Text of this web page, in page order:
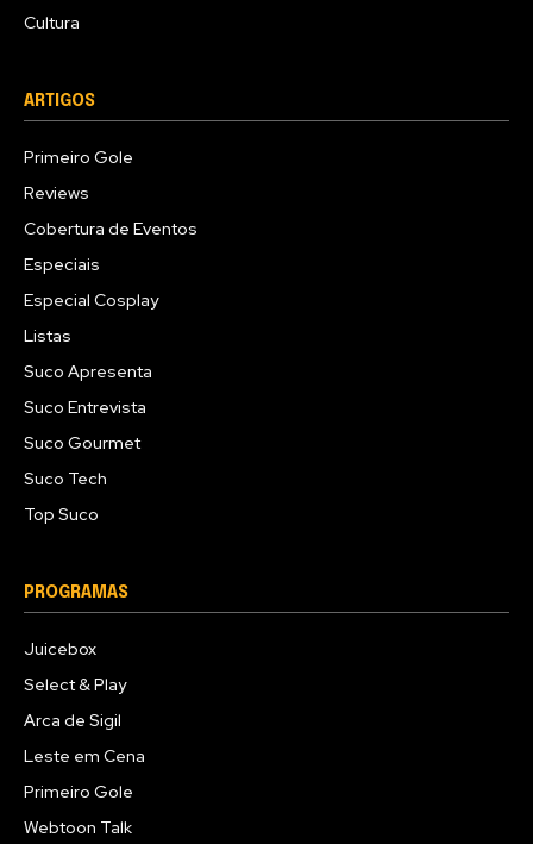
Cultura
ARTIGOS
Primeiro Gole
Reviews
Cobertura de Eventos
Especiais
Especial Cosplay
Listas
Suco Apresenta
Suco Entrevista
Suco Gourmet
Suco Tech
Top Suco
PROGRAMAS
Juicebox
Select & Play
Arca de Sigil
Leste em Cena
Primeiro Gole
Webtoon Talk